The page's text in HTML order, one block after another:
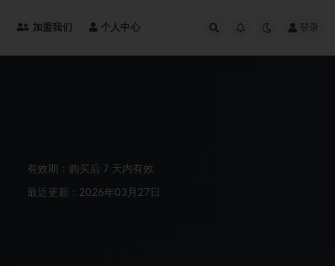
加盟我们 个人中心 登录
有效期：购买后 7 天内有效
最近更新：2026年03月27日